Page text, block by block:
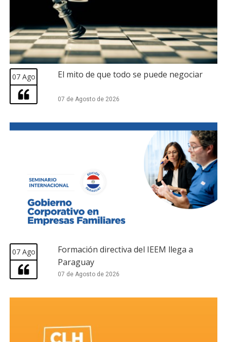
07 Ago El mito de que todo se puede negociar
07 de Agosto de 2026
07 Ago
Formación directiva del IEEM llega a
Paraguay
07 de Agosto de 2026